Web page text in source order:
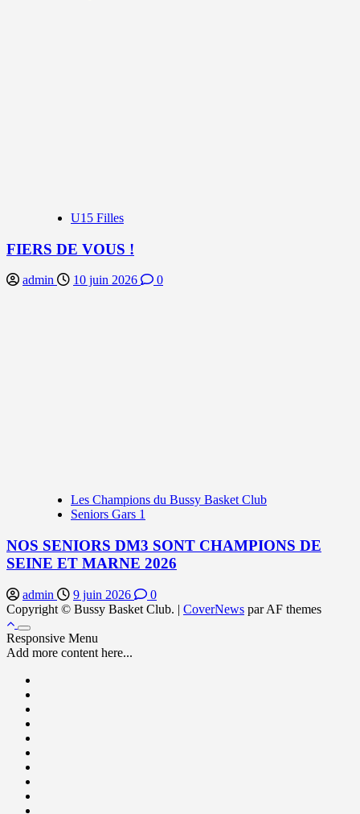
U15 Filles
FIERS DE VOUS !
admin 10 juin 2026 0
Les Champions du Bussy Basket Club
Seniors Gars 1
NOS SENIORS DM3 SONT CHAMPIONS DE
SEINE ET MARNE 2026
admin 9 juin 2026
0
Copyright © Bussy Basket Club. | CoverNews par AF themes
Responsive Menu
Add more content here...